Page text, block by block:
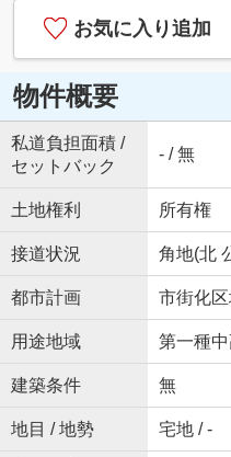
お気に入り追加
物件概要
私道負担面積 /
セットバック
- / 無
土地権利 所有権
接道状況 角地(北
都市計画 市街化
用途地域 第一種
建築条件 無
地目 / 地勢 宅地 / -